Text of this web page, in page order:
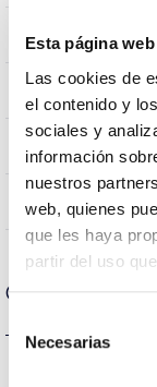
Esta página
Las cookies de
el contenido y
sociales y
información
nuestros
web, quienes
que les haya
partir del uso
Necesarias
Measures
Linkable
Lighting
Optical data